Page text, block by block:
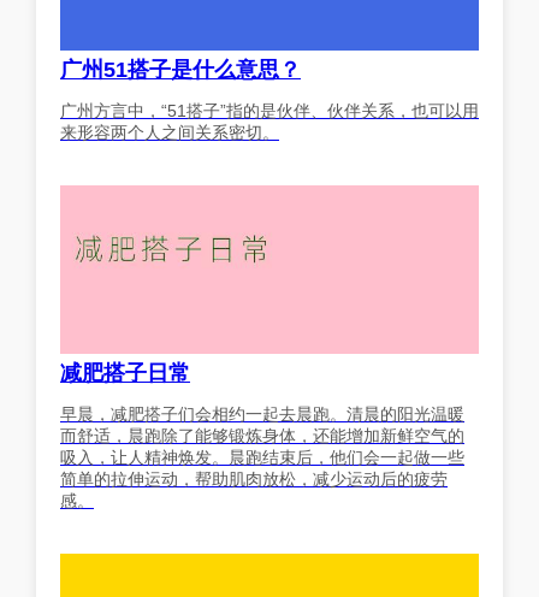
广州51搭子是什么意思？
广州方言中，“51搭子”指的是伙伴、伙伴关系，也可以用
来形容两个人之间关系密切。
减肥搭子日常
早晨，减肥搭子们会相约一起去晨跑。清晨的阳光温暖
而舒适，晨跑除了能够锻炼身体，还能增加新鲜空气的
吸入，让人精神焕发。晨跑结束后，他们会一起做一些
简单的拉伸运动，帮助肌肉放松，减少运动后的疲劳
感。